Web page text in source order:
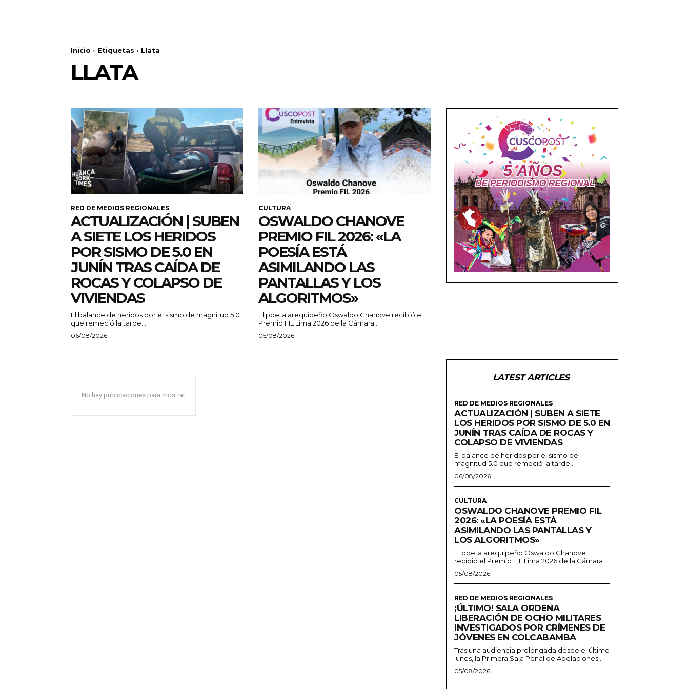
Inicio Etiquetas Llata
LLATA
RED DE MEDIOS REGIONALES
ACTUALIZACIÓN | SUBEN
A SIETE LOS HERIDOS
POR SISMO DE 5.0 EN
JUNÍN TRAS CAÍDA DE
ROCAS Y COLAPSO DE
VIVIENDAS
El balance de heridos por el sismo de magnitud 5.0
que remeció la tarde...
06/08/2026
CULTURA
OSWALDO CHANOVE
PREMIO FIL 2026: «LA
POESÍA ESTÁ
ASIMILANDO LAS
PANTALLAS Y LOS
ALGORITMOS»
El poeta arequipeño Oswaldo Chanove recibió el
Premio FIL Lima 2026 de la Cámara...
05/08/2026
No hay publicaciones para mostrar
LATEST ARTICLES
RED DE MEDIOS REGIONALES
ACTUALIZACIÓN | SUBEN A SIETE
LOS HERIDOS POR SISMO DE 5.0 EN
JUNÍN TRAS CAÍDA DE ROCAS Y
COLAPSO DE VIVIENDAS
El balance de heridos por el sismo de
magnitud 5.0 que remeció la tarde...
06/08/2026
CULTURA
OSWALDO CHANOVE PREMIO FIL
2026: «LA POESÍA ESTÁ
ASIMILANDO LAS PANTALLAS Y
LOS ALGORITMOS»
El poeta arequipeño Oswaldo Chanove
recibió el Premio FIL Lima 2026 de la Cámara...
05/08/2026
RED DE MEDIOS REGIONALES
¡ÚLTIMO! SALA ORDENA
LIBERACIÓN DE OCHO MILITARES
INVESTIGADOS POR CRÍMENES DE
JÓVENES EN COLCABAMBA
Tras una audiencia prolongada desde el último
lunes, la Primera Sala Penal de Apelaciones...
05/08/2026